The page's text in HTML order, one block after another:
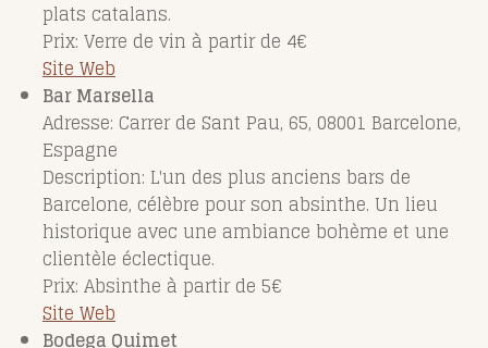
plats catalans.
Prix: Verre de vin à partir de 4€
Site Web
Bar Marsella
Adresse: Carrer de Sant Pau, 65, 08001 Barcelone,
Espagne
Description: L'un des plus anciens bars de
Barcelone, célèbre pour son absinthe. Un lieu
historique avec une ambiance bohème et une
clientèle éclectique.
Prix: Absinthe à partir de 5€
Site Web
Bodega Quimet